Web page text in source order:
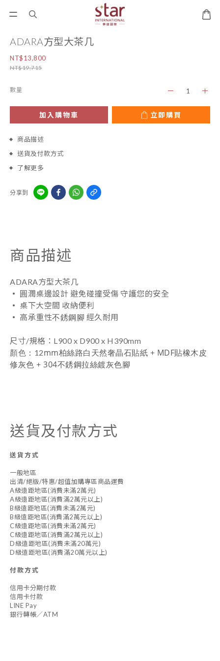
ADARA方型大茶几
NT$13,800
NT$19,715
數量
加入購物車 立即購買
商品描述
送貨及付款方式
了解更多
分享到
商品描述
ADARA方型大茶几
‧ 圓潤桌邊設計 避免碰撞受傷 守護您的安全
‧ 桌下大空間 收納便利
‧ 高承重性不銹鋼腳 經久耐用
尺寸/規格 ： L900 x D900 x H390mm
顏色 ： 12mm柏絲路白天然奢晶石貼紙 + MDF貼橡木皮
修灰色 + 304不銹鋼拉絲鍍灰色腳
送貨及付款方式
送貨方式
一般地區
出清/絕版/特惠/超值加購專區商品運費
A級遠距地區(消費未滿2萬元)
A級遠距地區(消費滿2萬元以上)
B級遠距地區(消費未滿2萬元)
B級遠距地區(消費滿2萬元以上)
C級遠距地區(消費未滿2萬元)
C級遠距地區(消費滿2萬元以上)
D級遠距地區(消費未滿20萬元)
D級遠距地區(消費滿20萬元以上)
付款方式
信用卡分期付款
信用卡付款
LINE Pay
銀行轉帳／ATM